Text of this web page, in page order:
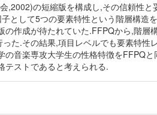
,2002)の短縮版を構成し,その信頼性
として5つの要素特性という階層構
作成が待たれていた.FFPQから,階
た.その結果,項目レベルでも要素特
音楽専攻大学生の性格特徴をFFPQ
テストであると考えられる.